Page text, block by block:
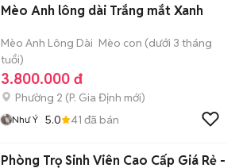
Mèo Anh lông dài Trắng mắt Xanh
Mèo Anh Lông Dài Mèo con (dưới 3 tháng
tuổi)
3.800.000 đ
Phường 2 (P. Gia Định mới)
Như Ý 5.0 41 đã bán
Phòng Trọ Sinh Viên Cao Cấp Giá Rẻ -